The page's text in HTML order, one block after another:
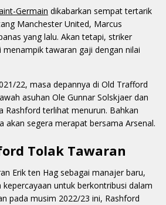
Germain dikabarkan sempat tertarik
Manchester United, Marcus
yang lalu. Akan tetapi, striker
menampik tawaran gaji dengan nilai
22, masa depannya di Old Trafford
asuhan Ole Gunnar Solskjaer dan
Rashford terlihat menurun. Bahkan
akan segera merapat bersama Arsenal.
Tolak Tawaran
Erik ten Hag sebagai manajer baru,
untuk berkontribusi dalam
pada musim 2022/23 ini, Rashford